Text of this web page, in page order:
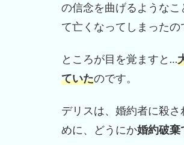
の信念を曲げるような
て亡くなってしまったの
ところが目を覚ますと…
ていたのです。
デリスは、婚約者に殺
めに、どうにか婚約破棄